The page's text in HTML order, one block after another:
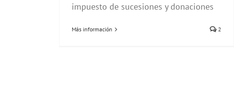
impuesto de sucesiones y donaciones
Más información 2